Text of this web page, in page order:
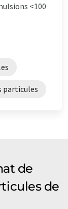
<100
particules
de
de